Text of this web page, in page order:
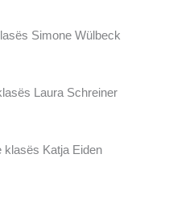
Simone Wülbeck
Laura Schreiner
klasës Katja Eiden